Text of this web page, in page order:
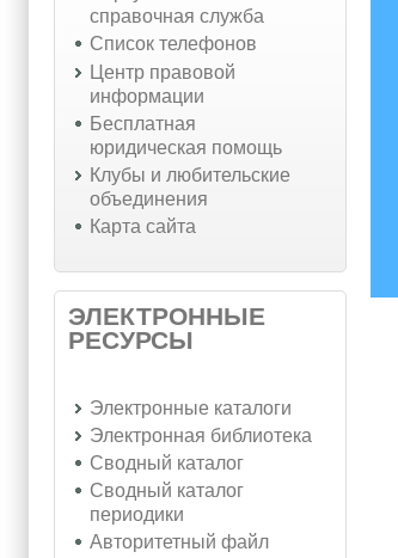
справочная служба
Список телефонов
Центр правовой
информации
Бесплатная
юридическая помощь
Клубы и любительские
объединения
Карта сайта
ЭЛЕКТРОННЫЕ
РЕСУРСЫ
Электронные каталоги
Электронная библиотека
Сводный каталог
Сводный каталог
периодики
Авторитетный файл